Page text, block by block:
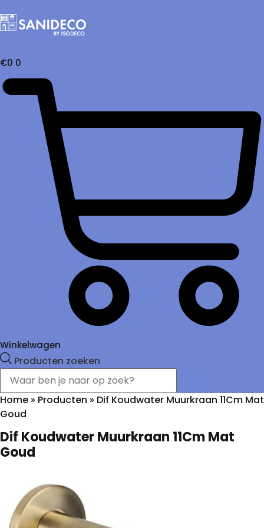
€0 0
Winkelwagen
Producten zoeken
Home » Producten » Dif Koudwater Muurkraan 11Cm Mat
Goud
Dif Koudwater Muurkraan 11Cm Mat
Goud